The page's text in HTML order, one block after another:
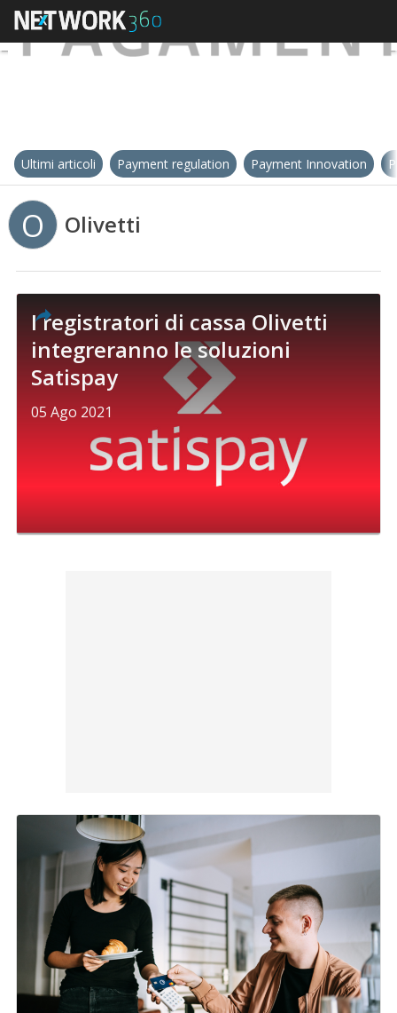
Ultimi articoli Payment regulation Payment Innovation
O Olivetti
I registratori di cassa Olivetti
integreranno le soluzioni
Satispay
05 Ago 2021